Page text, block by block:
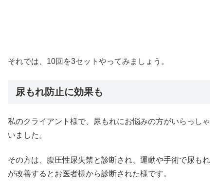
それでは、10回を3セットやってみましょう。
尿もれ防止に効果も
私のクライアント様で、尿もれにお悩みの方がいらっしゃ
いました。
その方は、腹圧性尿失禁と診断され、運動や手術で尿もれ
が改善するとお医者様から診断された様です。